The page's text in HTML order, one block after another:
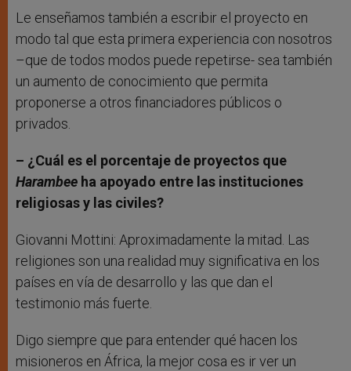
Le enseñamos también a escribir el proyecto en
modo tal que esta primera experiencia con nosotros
–que de todos modos puede repetirse- sea también
un aumento de conocimiento que permita
proponerse a otros financiadores públicos o
privados.
– ¿Cuál es el porcentaje de proyectos que
Harambee ha apoyado entre las instituciones
religiosas y las civiles?
Giovanni Mottini: Aproximadamente la mitad. Las
religiones son una realidad muy significativa en los
países en vía de desarrollo y las que dan el
testimonio más fuerte.
Digo siempre que para entender qué hacen los
misioneros en África, la mejor cosa es ir ver un